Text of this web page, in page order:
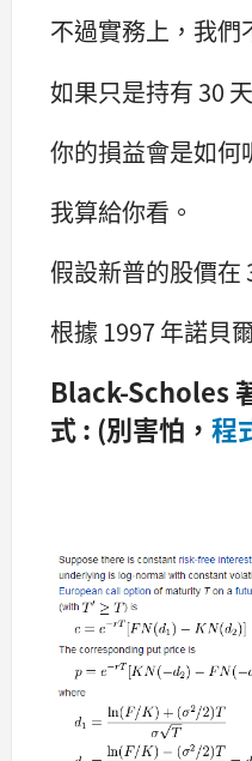
不過實務上，我們
如果只是持有 30 天
你的損益會是如何
我算給你看。
假設新普的股價在
根據 1997 年諾貝
Black-Scholes
式 : (別害怕， 程